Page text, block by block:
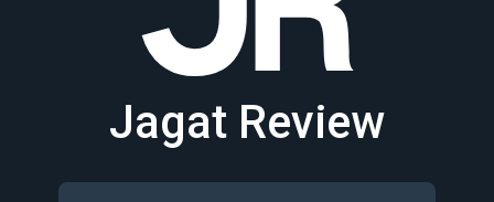
Jagat Review